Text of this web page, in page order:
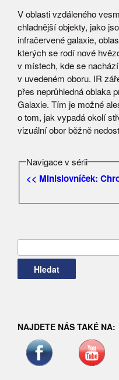
V oblasti vzdáleného
chladnější objekty, jako
infračervené galaxie,
kterých se rodí nové
v místech, kde se
v uvedeném oboru. IR
přes neprůhledná oblaka
Galaxie. Tím je možné
o tom, jak vypadá okolí
vizuální obor běžně
Navigace v sérii
<< Minislovníček:
NAJDETE NÁS TAKÉ NA: